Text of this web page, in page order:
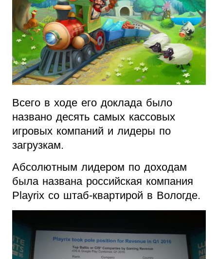
Всего в ходе его доклада было
названо десять самых кассовых
игровых компаний и лидеры по
загрузкам.
Абсолютным лидером по доходам
была названа российская компания
Playrix со штаб-квартирой в Вологде.